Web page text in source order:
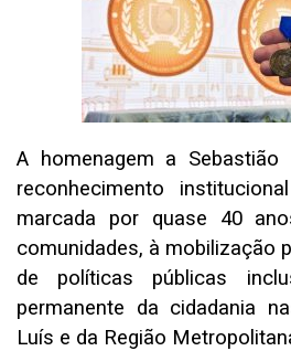
A homenagem a
reconhecimento
marcada por quase 40
comunidades, à mobilização
de políticas públicas
permanente da cidadania
Luís e da Região